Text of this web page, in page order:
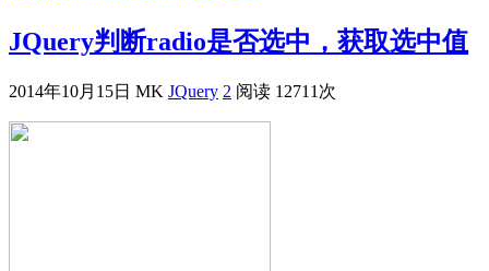
JQuery判断radio是否选中，获取选中值
2014年10月15日 MK JQuery 2 阅读 12711次